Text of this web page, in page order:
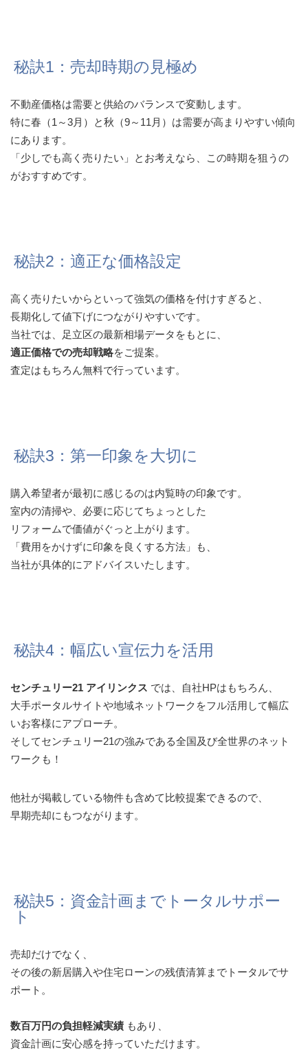
秘訣1：売却時期の見極め
不動産価格は需要と供給のバランスで変動します。
特に春（1～3月）と秋（9～11月）は需要が高まりやすい傾向
にあります。
「少しでも高く売りたい」とお考えなら、この時期を狙うの
がおすすめです。
秘訣2：適正な価格設定
高く売りたいからといって強気の価格を付けすぎると、
長期化して値下げにつながりやすいです。
当社では、足立区の最新相場データをもとに、
適正価格での売却戦略をご提案。
査定はもちろん無料で行っています。
秘訣3：第一印象を大切に
購入希望者が最初に感じるのは内覧時の印象です。
室内の清掃や、必要に応じてちょっとした
リフォームで価値がぐっと上がります。
「費用をかけずに印象を良くする方法」も、
当社が具体的にアドバイスいたします。
秘訣4：幅広い宣伝力を活用
センチュリー21 アイリンクス では、自社HPはもちろん、
大手ポータルサイトや地域ネットワークをフル活用して幅広
いお客様にアプローチ。
そしてセンチュリー21の強みである全国及び全世界のネット
ワークも！
他社が掲載している物件も含めて比較提案できるので、
早期売却にもつながります。
秘訣5：資金計画までトータルサポー
ト
売却だけでなく、
その後の新居購入や住宅ローンの残債清算までトータルでサ
ポート。
数百万円の負担軽減実績 もあり、
資金計画に安心感を持っていただけます。